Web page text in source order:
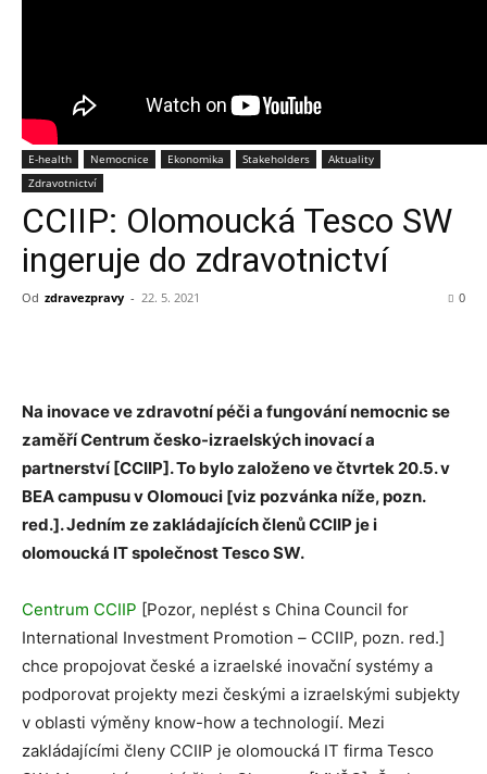
E-health Nemocnice Ekonomika Stakeholders
Aktuality
Zdravotnictví
CCIIP: Olomoucká Tesco SW
ingeruje do zdravotnictví
Od zdravezpravy - 22. 5. 2021 0
Na inovace ve zdravotní péči a fungování nemocnic se
zaměří Centrum česko-izraelských inovací a
partnerství [CCIIP]. To bylo založeno ve čtvrtek 20.5. v
BEA campusu v Olomouci [viz pozvánka níže, pozn.
red.]. Jedním ze zakládajících členů CCIIP je i
olomoucká IT společnost Tesco SW.
Centrum CCIIP [Pozor, neplést s China Council for
International Investment Promotion – CCIIP, pozn. red.]
chce propojovat české a izraelské inovační systémy a
podporovat projekty mezi českými a izraelskými subjekty
v oblasti výměny know-how a technologií. Mezi
zakládajícími členy CCIIP je olomoucká IT firma Tesco